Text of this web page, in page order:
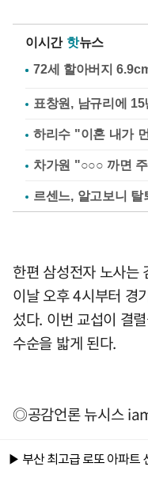
이시간 핫뉴스
표창원, 남규리에
하리수 "이혼 내가
차가원 "○○○ 까면
르센느, 알고보니 탈
한편 삼성전자 노사는
이날 오후 4시부터 경
섰다. 이번 교섭이 결
수순을 밟게 된다.
◎공감언론 뉴시스